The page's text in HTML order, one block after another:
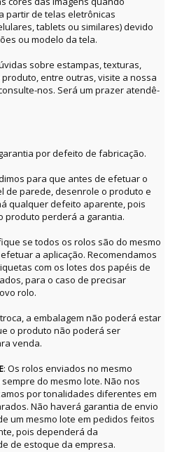
partir de telas eletrônicas
tablets ou similares) devido
ou modelo da tela.
sobre estampas, texturas,
entre outras, visite a nossa
nos. Será um prazer atendê-
por defeito de fabricação.
para que antes de efetuar o
de parede, desenrole o produto e
qualquer defeito aparente, pois
produto perderá a garantia.
se todos os rolos são do mesmo
a aplicação. Recomendamos
com os lotes dos papéis de
para o caso de precisar
rolo.
a embalagem não poderá estar
o produto não poderá ser
venda.
: Os rolos enviados no mesmo
do mesmo lote. Não nos
por tonalidades diferentes em
Não haverá garantia de envio
um mesmo lote em pedidos feitos
pois dependerá da
de estoque da empresa.